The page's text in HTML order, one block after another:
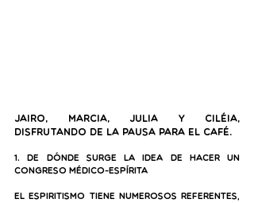
Jairo, Marcia, Julia y Ciléia,
disfrutando de la pausa para el café.
1. De dónde surge la idea de hacer un
congreso médico-espírita
El Espiritismo tiene numerosos referentes,